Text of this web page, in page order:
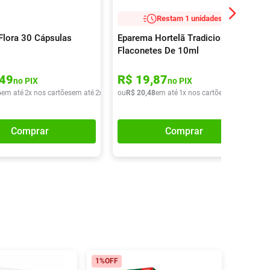
30 Cápsulas
no PIX
em até2x nos cartõesem até2x de R$ 39,43
Comprar
Restam 1 unidades!
Eparema Hortelã Tradicional 4
Flaconetes De 10ml
R$ 19,87no PIX
ou R$ 20,48em até 1x nos cartões
Comprar
1%OFF